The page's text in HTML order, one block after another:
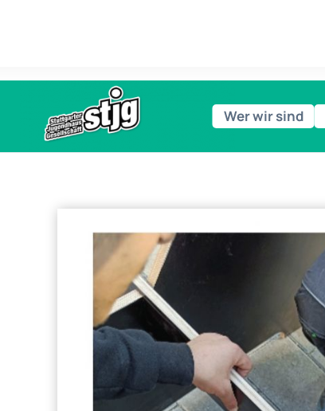
Wer wir sind